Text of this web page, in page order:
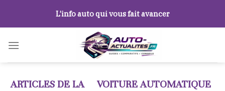
content
L’info auto qui vous fait avancer
VOITURE AUTOMATIQUE